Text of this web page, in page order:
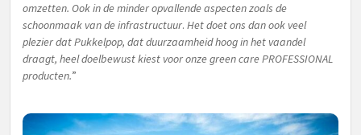
omzetten. Ook in de minder opvallende aspecten zoals de
schoonmaak van de infrastructuur. Het doet ons dan ook veel
plezier dat Pukkelpop, dat duurzaamheid hoog in het vaandel
draagt, heel doelbewust kiest voor onze green care PROFESSIONAL
producten.”